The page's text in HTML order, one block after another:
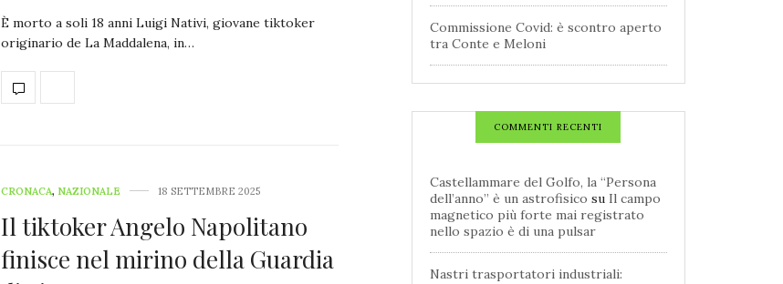
È morto a soli 18 anni Luigi Nativi, giovane tiktoker
originario de La Maddalena, in…
CRONACA, NAZIONALE 18 SETTEMBRE 2025
Il tiktoker Angelo Napolitano
finisce nel mirino della Guardia
Commissione Covid: è scontro aperto
tra Conte e Meloni
COMMENTI RECENTI
Castellammare del Golfo, la “Persona
dell’anno” è un astrofisico su Il campo
magnetico più forte mai registrato
nello spazio è di una pulsar
Nastri trasportatori industriali: